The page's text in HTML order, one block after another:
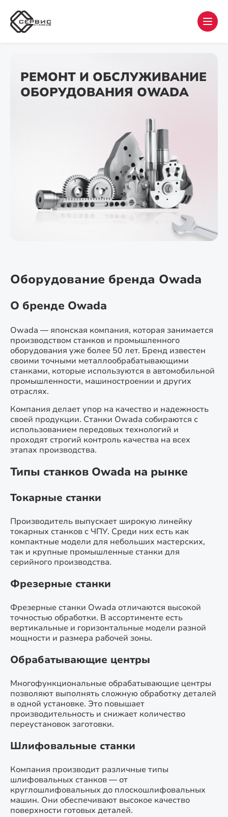
РЕМОНТ И ОБСЛУЖИВАНИЕ
ОБОРУДОВАНИЯ OWADA
Оборудование бренда Owada
О бренде Owada
Owada — японская компания, которая занимается
производством станков и промышленного
оборудования уже более 50 лет. Бренд известен
своими точными металлообрабатывающими
станками, которые используются в автомобильной
промышленности, машиностроении и других
отраслях.
Компания делает упор на качество и надежность
своей продукции. Станки Owada собираются с
использованием передовых технологий и
проходят строгий контроль качества на всех
этапах производства.
Типы станков Owada на рынке
Токарные станки
Производитель выпускает широкую линейку
токарных станков с ЧПУ. Среди них есть как
компактные модели для небольших мастерских,
так и крупные промышленные станки для
серийного производства.
Фрезерные станки
Фрезерные станки Owada отличаются высокой
точностью обработки. В ассортименте есть
вертикальные и горизонтальные модели разной
мощности и размера рабочей зоны.
Обрабатывающие центры
Многофункциональные обрабатывающие центры
позволяют выполнять сложную обработку деталей
в одной установке. Это повышает
производительность и снижает количество
переустановок заготовки.
Шлифовальные станки
Компания производит различные типы
шлифовальных станков — от
круглошлифовальных до плоскошлифовальных
машин. Они обеспечивают высокое качество
поверхности готовых деталей.